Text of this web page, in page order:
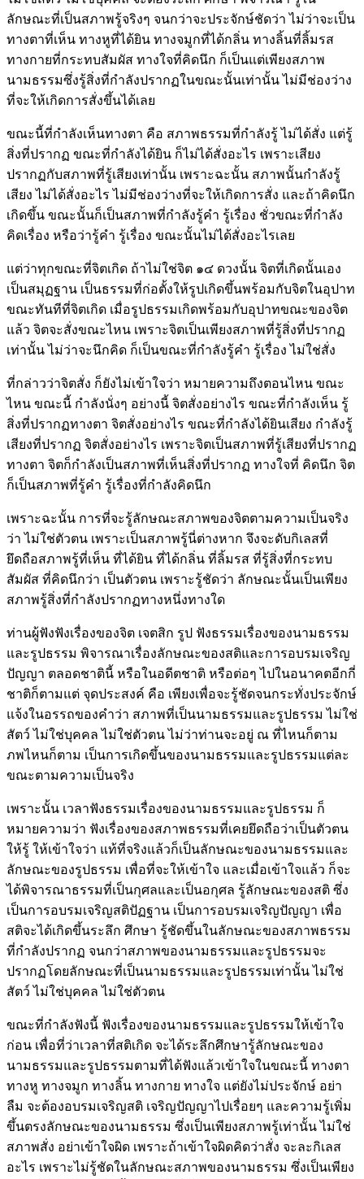
ลักษณะที่เป็นสภาพรู้จริงๆ จนกว่าจะประจักษ์ชัดว่า ไม่ว่าจะเป็น
ทางตาที่เห็น ทางหูที่ได้ยิน ทางจมูกที่ได้กลิ่น ทางลิ้นที่ลิ้มรส
ทางกายที่กระทบสัมผัส ทางใจที่คิดนึก ก็เป็นแต่เพียงสภาพ
นามธรรมซึ่งรู้สิ่งที่กำลังปรากฏในขณะนั้นเท่านั้น ไม่มีช่องว่าง
ที่จะให้เกิดการสั่งขึ้นได้เลย
ขณะนี้ที่กำลังเห็นทางตา คือ สภาพธรรมที่กำลังรู้ ไม่ได้สั่ง แต่รู้
สิ่งที่ปรากฏ ขณะที่กำลังได้ยิน ก็ไม่ได้สั่งอะไร เพราะเสียง
ปรากฏกับสภาพที่รู้เสียงเท่านั้น เพราะฉะนั้น สภาพนั้นกำลังรู้
เสียง ไม่ได้สั่งอะไร ไม่มีช่องว่างที่จะให้เกิดการสั่ง และถ้าคิดนึก
เกิดขึ้น ขณะนั้นก็เป็นสภาพที่กำลังรู้คำ รู้เรื่อง ชั่วขณะที่กำลัง
คิดเรื่อง หรือว่ารู้คำ รู้เรื่อง ขณะนั้นไม่ได้สั่งอะไรเลย
แต่ว่าทุกขณะที่จิตเกิด ถ้าไม่ใช่จิต ๑๔ ดวงนั้น จิตที่เกิดนั้นเอง
เป็นสมุฏฐาน เป็นธรรมที่ก่อตั้งให้รูปเกิดขึ้นพร้อมกับจิตในอุปาท
ขณะทันทีที่จิตเกิด เมื่อรูปธรรมเกิดพร้อมกับอุปาทขณะของจิต
แล้ว จิตจะสั่งขณะไหน เพราะจิตเป็นเพียงสภาพที่รู้สิ่งที่ปรากฏ
เท่านั้น ไม่ว่าจะนึกคิด ก็เป็นขณะที่กำลังรู้คำ รู้เรื่อง ไม่ใช่สั่ง
ที่กล่าวว่าจิตสั่ง ก็ยังไม่เข้าใจว่า หมายความถึงตอนไหน ขณะ
ไหน ขณะนี้ กำลังนั่งๆ อย่างนี้ จิตสั่งอย่างไร ขณะที่กำลังเห็น รู้
สิ่งที่ปรากฏทางตา จิตสั่งอย่างไร ขณะที่กำลังได้ยินเสียง กำลังรู้
เสียงที่ปรากฏ จิตสั่งอย่างไร เพราะจิตเป็นสภาพที่รู้เสียงที่ปรากฏ
ทางตา จิตก็กำลังเป็นสภาพที่เห็นสิ่งที่ปรากฏ ทางใจที่ คิดนึก จิต
ก็เป็นสภาพที่รู้คำ รู้เรื่องที่กำลังคิดนึก
เพราะฉะนั้น การที่จะรู้ลักษณะสภาพของจิตตามความเป็นจริง
ว่า ไม่ใช่ตัวตน เพราะเป็นสภาพรู้นี่ต่างหาก จึงจะดับกิเลสที่
ยึดถือสภาพรู้ที่เห็น ที่ได้ยิน ที่ได้กลิ่น ที่ลิ้มรส ที่รู้สิ่งที่กระทบ
สัมผัส ที่คิดนึกว่า เป็นตัวตน เพราะรู้ชัดว่า ลักษณะนั้นเป็นเพียง
สภาพรู้สิ่งที่กำลังปรากฏทางหนึ่งทางใด
ท่านผู้ฟังฟังเรื่องของจิต เจตสิก รูป ฟังธรรมเรื่องของนามธรรม
และรูปธรรม พิจารณาเรื่องลักษณะของสติและการอบรมเจริญ
ปัญญา ตลอดชาตินี้ หรือในอดีตชาติ หรือต่อๆ ไปในอนาคตอีกกี่
ชาติก็ตามแต่ จุดประสงค์ คือ เพียงเพื่อจะรู้ชัดจนกระทั่งประจักษ์
แจ้งในอรรถของคำว่า สภาพที่เป็นนามธรรมและรูปธรรม ไม่ใช่
สัตว์ ไม่ใช่บุคคล ไม่ใช่ตัวตน ไม่ว่าท่านจะอยู่ ณ ที่ไหนก็ตาม
ภพไหนก็ตาม เป็นการเกิดขึ้นของนามธรรมและรูปธรรมแต่ละ
ขณะตามความเป็นจริง
เพราะนั้น เวลาฟังธรรมเรื่องของนามธรรมและรูปธรรม ก็
หมายความว่า ฟังเรื่องของสภาพธรรมที่เคยยึดถือว่าเป็นตัวตน
ให้รู้ ให้เข้าใจว่า แท้ที่จริงแล้วก็เป็นลักษณะของนามธรรมและ
ลักษณะของรูปธรรม เพื่อที่จะให้เข้าใจ และเมื่อเข้าใจแล้ว ก็จะ
ได้พิจารณาธรรมที่เป็นกุศลและเป็นอกุศล รู้ลักษณะของสติ ซึ่ง
เป็นการอบรมเจริญสติปัฏฐาน เป็นการอบรมเจริญปัญญา เพื่อ
สติจะได้เกิดขึ้นระลึก ศึกษา รู้ชัดขึ้นในลักษณะของสภาพธรรม
ที่กำลังปรากฏ จนกว่าสภาพของนามธรรมและรูปธรรมจะ
ปรากฏโดยลักษณะที่เป็นนามธรรมและรูปธรรมเท่านั้น ไม่ใช่
สัตว์ ไม่ใช่บุคคล ไม่ใช่ตัวตน
ขณะที่กำลังฟังนี้ ฟังเรื่องของนามธรรมและรูปธรรมให้เข้าใจ
ก่อน เพื่อที่ว่าเวลาที่สติเกิด จะได้ระลึกศึกษารู้ลักษณะของ
นามธรรมและรูปธรรมตามที่ได้ฟังแล้วเข้าใจในขณะนี้ ทางตา
ทางหู ทางจมูก ทางลิ้น ทางกาย ทางใจ แต่ยังไม่ประจักษ์ อย่า
ลืม จะต้องอบรมเจริญสติ เจริญปัญญาไปเรื่อยๆ และความรู้เพิ่ม
ขึ้นตรงลักษณะของนามธรรม ซึ่งเป็นเพียงสภาพรู้เท่านั้น ไม่ใช่
สภาพสั่ง อย่าเข้าใจผิด เพราะถ้าเข้าใจผิดคิดว่าสั่ง จะละกิเลส
อะไร เพราะไม่รู้ชัดในลักษณะสภาพของนามธรรม ซึ่งเป็นเพียง